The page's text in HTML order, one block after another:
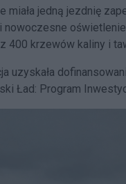
miała jedną jezdnię
nowoczesne
400 krzewów kaliny i
uzyskała
Ład: Program